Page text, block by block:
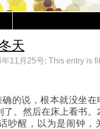
天
11月25号; This entry is
的说，根本就没坐
了。然后在床上看书
吵醒，以为是闹钟